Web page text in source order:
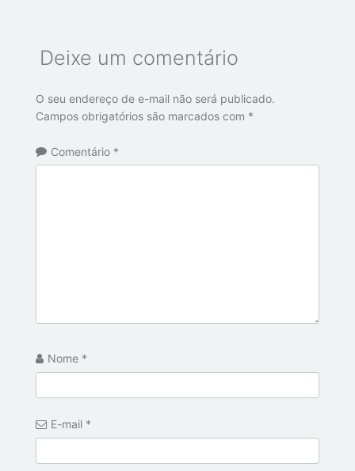
Deixe um comentário
O seu endereço de e-mail não será publicado.
Campos obrigatórios são marcados com *
Comentário *
Nome *
E-mail *